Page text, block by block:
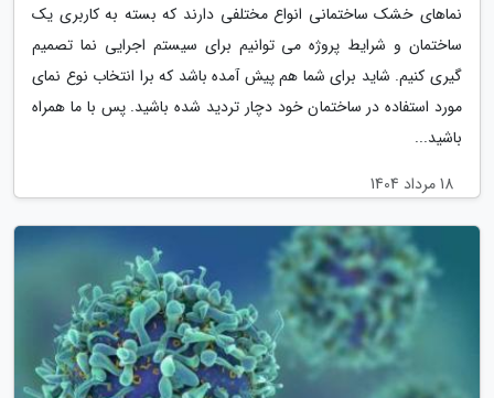
نماهای خشک ساختمانی انواع مختلفی دارند که بسته به کاربری یک
ساختمان و شرایط پروژه می توانیم برای سیستم اجرایی نما تصمیم
گیری کنیم. شاید برای شما هم پیش آمده باشد که برا انتخاب نوع نمای
مورد استفاده در ساختمان خود دچار تردید شده باشید. پس با ما همراه
باشید...
18 مرداد 1404